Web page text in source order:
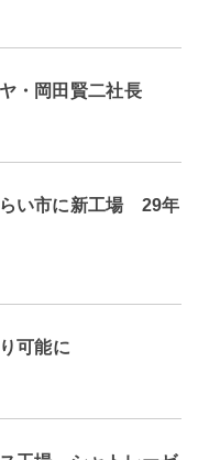
・岡田賢二社長
らい市に新工場 29年
可能に